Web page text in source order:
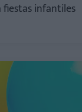
infantiles